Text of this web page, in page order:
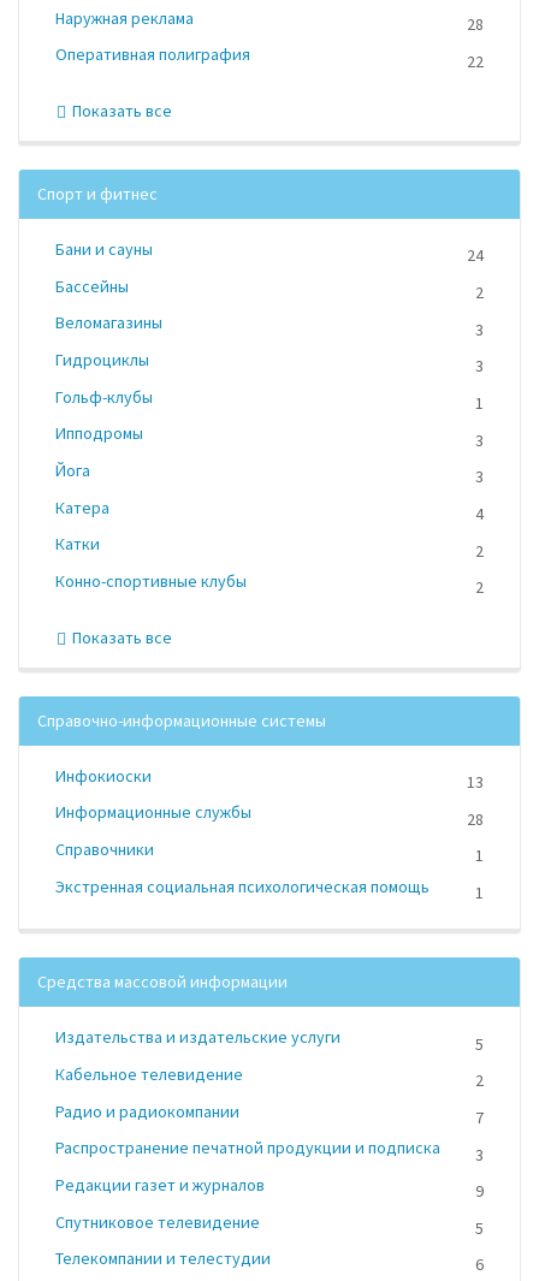
Наружная реклама
28
Оперативная полиграфия
22
Показать все
Спорт и фитнес
Бани и сауны
24
Бассейны
2
Веломагазины
3
Гидроциклы
3
Гольф-клубы
1
Ипподромы
3
Йога
3
Катера
4
Катки
2
Конно-спортивные клубы
2
Показать все
Справочно-информационные системы
Инфокиоски
13
Информационные службы
28
Справочники
1
Экстренная социальная психологическая помощь
1
Средства массовой информации
Издательства и издательские услуги
5
Кабельное телевидение
2
Радио и радиокомпании
7
Распространение печатной продукции и подписка
3
Редакции газет и журналов
9
Спутниковое телевидение
5
Телекомпании и телестудии
6